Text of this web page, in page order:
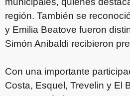
región. También se
y Emilia Beatove fueron
Simón Anibaldi recibieron
Con una importante
Costa, Esquel, Trevelin y El